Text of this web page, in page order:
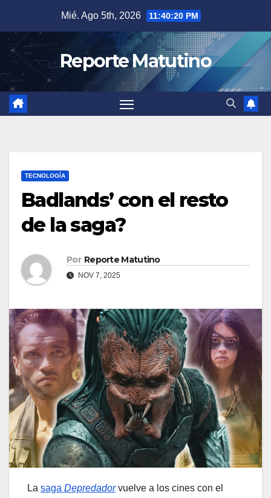
contenido
Mié. Ago 5th, 2026 11:40:21 PM
Reporte Matutino
TECNOLOGÍA
Badlands’ con el resto
de la saga?
Por Reporte Matutino
NOV 7, 2025
La saga Depredadorvuelve a los cines con el